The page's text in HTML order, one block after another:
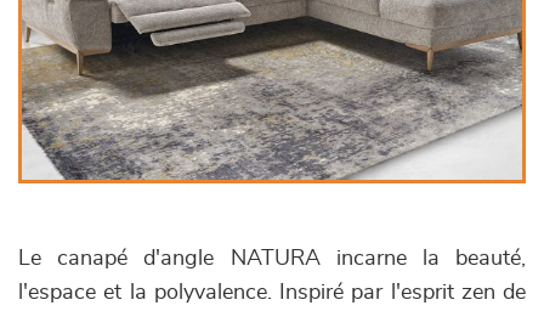
Le canapé d'angle NATURA incarne la beauté,
l'espace et la polyvalence. Inspiré par l'esprit zen de